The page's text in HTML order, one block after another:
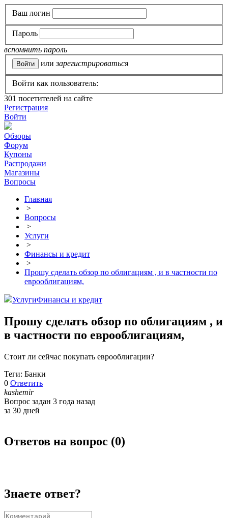
Ваш логин
Пароль
вспомнить пароль
или зарегистрироваться
Войти как пользователь:
301 посетителей на сайте
Регистрация
Войти
Обзоры
Форум
Купоны
Распродажи
Магазины
Вопросы
Главная
>
Вопросы
>
Услуги
>
Финансы и кредит
>
Прошу сделать обзор по облигациям , и в частности по
еврооблигациям,
УслугиФинансы и кредит
Прошу сделать обзор по облигациям , и
в частности по еврооблигациям,
Стоит ли сейчас покупать еврооблигации?
Теги: Банки
0 Ответить
kashemir
Вопрос задан 3 года назад
за 30 дней
Ответов на вопрос (0)
Знаете ответ?